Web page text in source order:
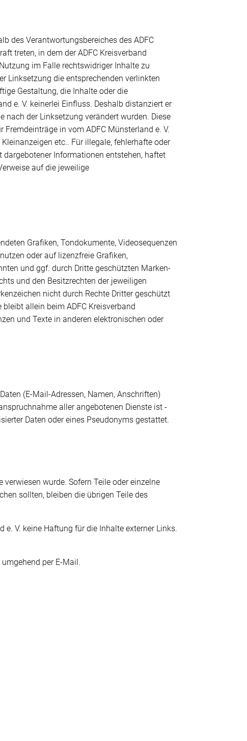
des Verantwortungsbereiches des ADFC
treten, in dem der ADFC Kreisverband
im Falle rechtswidriger Inhalte zu
Linksetzung die entsprechenden verlinkten
Gestaltung, die Inhalte oder die
e. V. keinerlei Einfluss. Deshalb distanziert er
der Linksetzung verändert wurden. Diese
in vom ADFC Münsterland e. V.
etc.. Für illegale, fehlerhafte oder
Informationen entstehen, haftet
auf die jeweilige
Grafiken, Tondokumente, Videosequenzen
oder auf lizenzfreie Grafiken,
und ggf. durch Dritte geschützten Marken-
und den Besitzrechten der jeweiligen
nicht durch Rechte Dritter geschützt
allein beim ADFC Kreisverband
und Texte in anderen elektronischen oder
(E-Mail-Adressen, Namen, Anschriften)
aller angebotenen Dienste ist -
Daten oder eines Pseudonyms gestattet.
wurde. Sofern Teile oder einzelne
sollten, bleiben die übrigen Teile des
V. keine Haftung für die Inhalte externer Links.
per E-Mail.